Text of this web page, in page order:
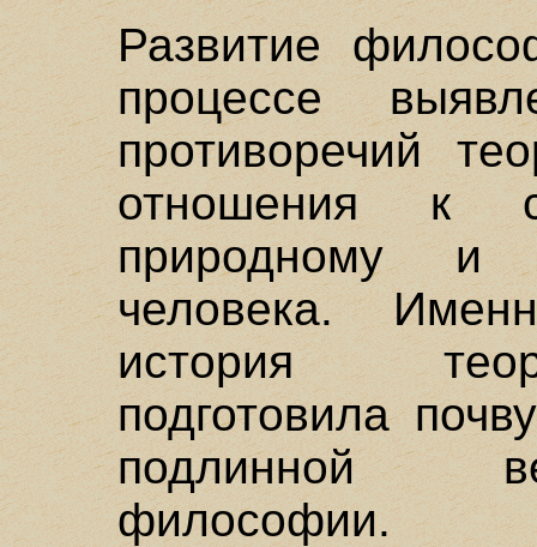
Развитие
процессе
противоречий
отношения к
природному и
человека.
история
подготовила
подлинной
философии.